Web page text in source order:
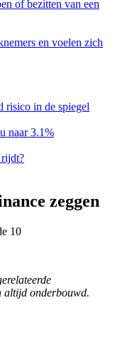
of bezitten van een
en voelen zich
risico in de spiegel
naar 3.1%
zeggen
10
altijd onderbouwd.